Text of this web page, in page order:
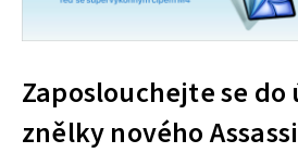
Zaposlouchejte se do
znělky nového